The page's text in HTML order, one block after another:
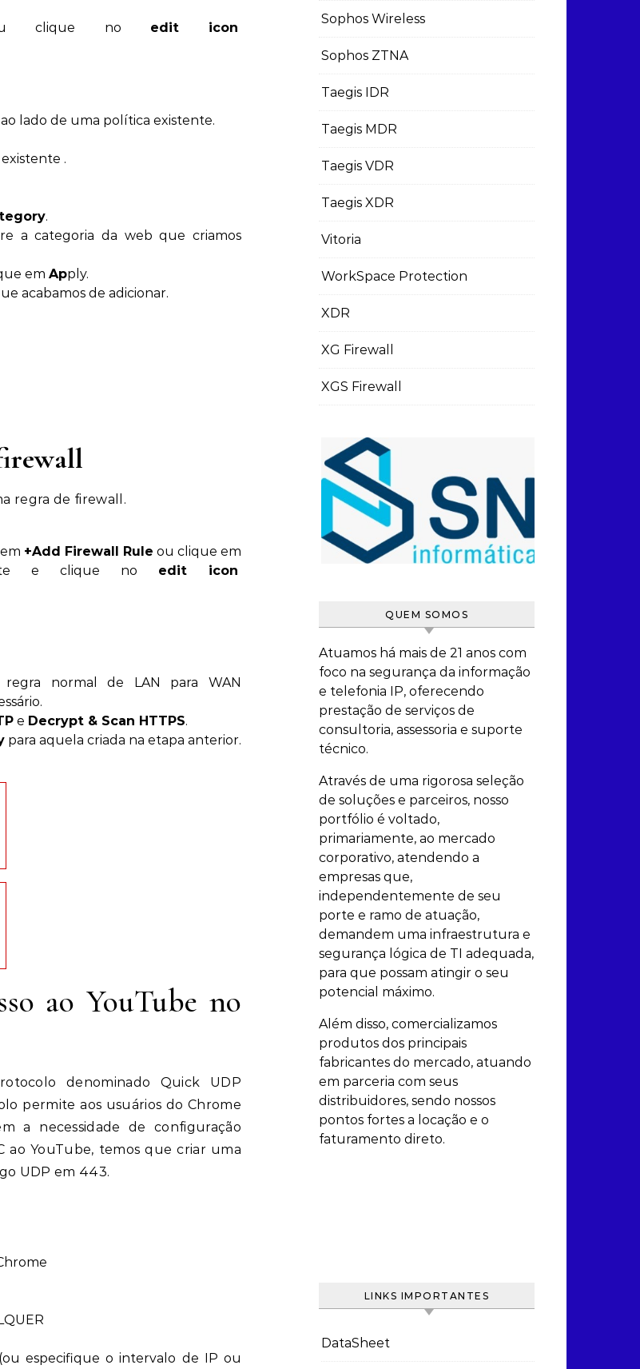
clique no edit icon
ao lado de uma política existente.
existente .
.
a categoria da web que criamos
em Apply.
acabamos de adicionar.
regra de firewall.
+Add Firewall Rule ou clique em
e clique no edit icon
normal de LAN para WAN
e Decrypt & Scan HTTPS.
para aquela criada na etapa anterior.
ao YouTube no
denominado Quick UDP
permite aos usuários do Chrome
a necessidade de configuração
ao YouTube, temos que criar uma
UDP em 443.
especifique o intervalo de IP ou
Sophos Wireless
Sophos ZTNA
Taegis IDR
Taegis MDR
Taegis VDR
Taegis XDR
Vitoria
WorkSpace Protection
XDR
XG Firewall
XGS Firewall
QUEM SOMOS
Atuamos há mais de 21 anos com
foco na segurança da informação
e telefonia IP, oferecendo
prestação de serviços de
consultoria, assessoria e suporte
técnico.
Através de uma rigorosa seleção
de soluções e parceiros, nosso
portfólio é voltado,
primariamente, ao mercado
corporativo, atendendo a
empresas que,
independentemente de seu
porte e ramo de atuação,
demandem uma infraestrutura e
segurança lógica de TI adequada,
para que possam atingir o seu
potencial máximo.
Além disso, comercializamos
produtos dos principais
fabricantes do mercado, atuando
em parceria com seus
distribuidores, sendo nossos
pontos fortes a locação e o
faturamento direto.
LINKS IMPORTANTES
DataSheet